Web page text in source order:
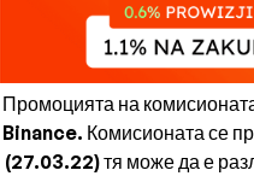
Промоцията на
Binance. Комисионата се
(27.03.22) тя може да е